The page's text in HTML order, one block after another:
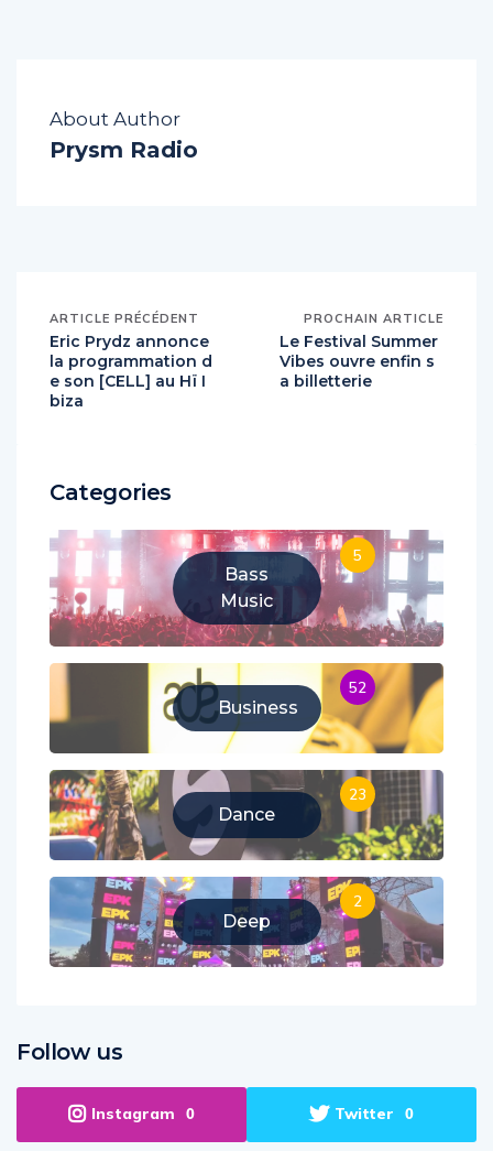
About Author
ARTICLE PRÉCÉDENT
Eric Prydz annonce
la programmation d
e son [CELL] au Hï I
PROCHAIN ARTICLE
Le Festival Summer
Vibes ouvre enfin s
Bass
Music
5
Business
52
Dance
23
Deep
2
0 0